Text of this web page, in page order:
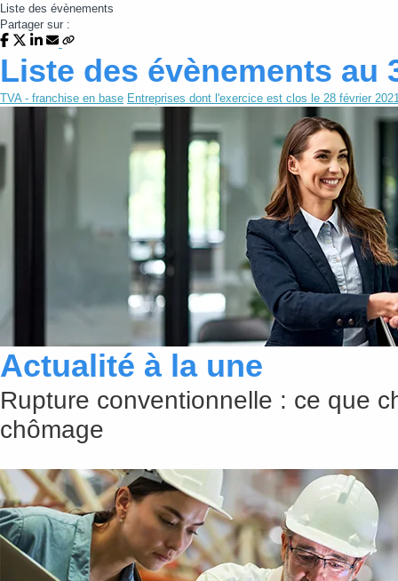
Liste des évènements
Partager sur :
Liste des évènements au
TVA - franchise en base Entreprises dont l'exercice est clos le 28 février
Actualité à la une
Rupture conventionnelle : ce que
chômage